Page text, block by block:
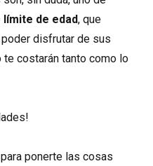
de edad, que
disfrutar de sus
te costarán tanto como lo
ponerte las cosas